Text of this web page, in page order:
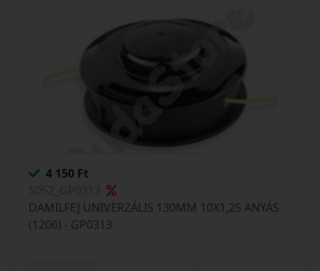
4 150 Ft
DAMILFEJ UNIVERZÁLIS 130MM 10X1,25 ANYÁS
(1206) - GP0313